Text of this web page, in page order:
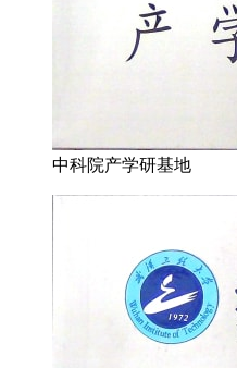
中科院产学研基地